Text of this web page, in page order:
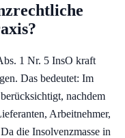
1 Nr. 5 InsO kraft
Das bedeutet: Im
nachdem
Arbeitnehmer,
die Insolvenzmasse in